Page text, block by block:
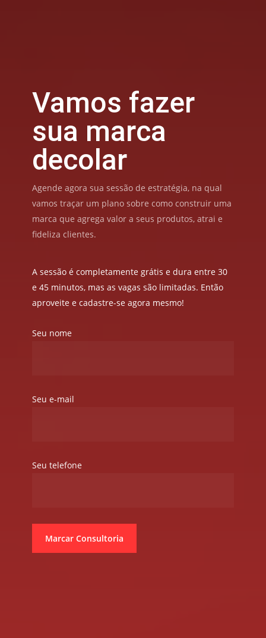
Vamos fazer
sua marca
decolar
Agende agora sua sessão de estratégia, na qual
vamos traçar um plano sobre como construir uma
marca que agrega valor a seus produtos, atrai e
fideliza clientes.
A sessão é completamente grátis e dura entre 30
e 45 minutos, mas as vagas são limitadas. Então
aproveite e cadastre-se agora mesmo!
Seu nome
Seu e-mail
Seu telefone